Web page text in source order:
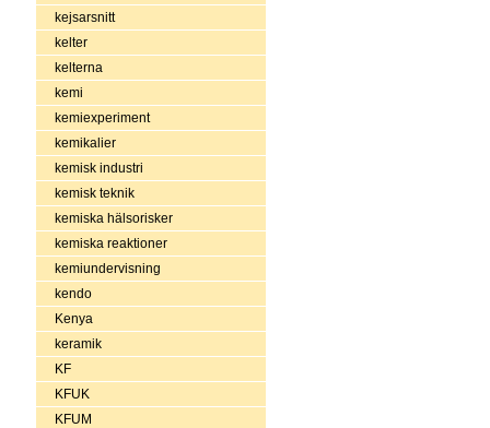
kejsarsnitt
kelter
kelterna
kemi
kemiexperiment
kemikalier
kemisk industri
kemisk teknik
kemiska hälsorisker
kemiska reaktioner
kemiundervisning
kendo
Kenya
keramik
KF
KFUK
KFUM